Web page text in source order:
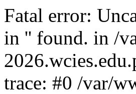
Fatal error:
in '' found. in /
trace: #0 /var/